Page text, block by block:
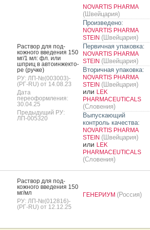
Рас­твор для под­
кожно­го вве­дения 150
мг/1 мл: фл. или
шприц в ав­то­ин­жекто­
ре (руч­ке)
РУ: ЛП-№(003003)-
(РГ-RU) от 14.08.23
Дата
переоформления:
30.04.25
Предыдущий РУ:
ЛП-005320
NOVARTIS PHARMA
(Швейцария)
Произведено:
NOVARTIS PHARMA
STEIN (Швейцария)
Первичная упаковка:
NOVARTIS PHARMA
STEIN (Швейцария)
Вторичная упаковка:
NOVARTIS PHARMA
STEIN (Швейцария)
или LEK
PHARMACEUTICALS
(Словения)
Выпускающий
контроль качества:
NOVARTIS PHARMA
STEIN (Швейцария)
или LEK
PHARMACEUTICALS
(Словения)
Рас­твор для под­
кожно­го вве­дения 150
мг/мл
РУ: ЛП-№(012816)-
(РГ-RU) от 12.12.25
ГЕНЕРИУМ (Россия)